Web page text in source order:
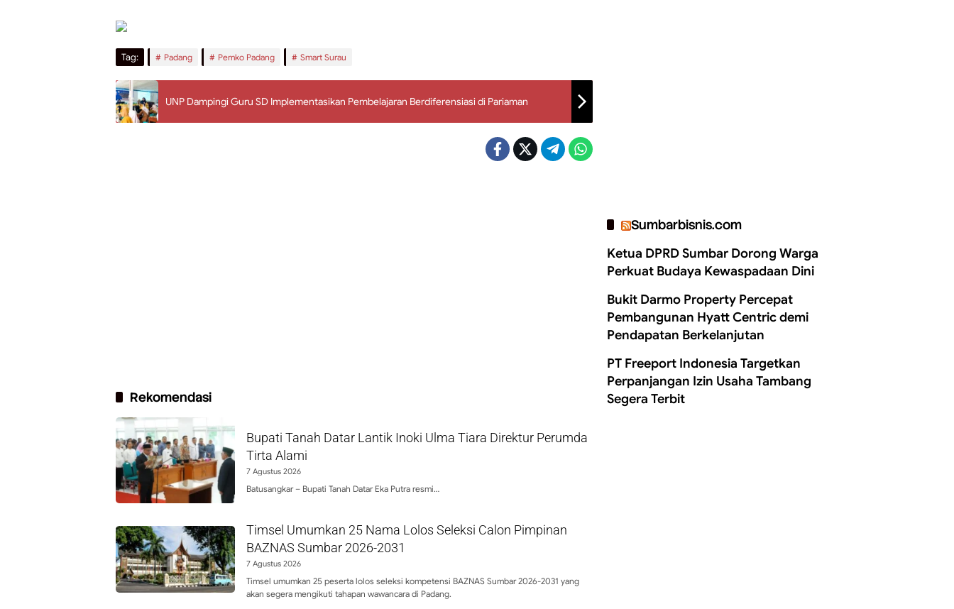
Tag: Padang Pemko Padang Smart Surau
UNP Dampingi Guru SD Implementasikan Pembelajaran Berdiferensiasi di Pariaman
Rekomendasi
Bupati Tanah Datar Lantik Inoki Ulma Tiara Direktur Perumda
Tirta Alami
7 Agustus 2026
Batusangkar – Bupati Tanah Datar Eka Putra resmi…
Timsel Umumkan 25 Nama Lolos Seleksi Calon Pimpinan
BAZNAS Sumbar 2026-2031
7 Agustus 2026
Timsel umumkan 25 peserta lolos seleksi kompetensi BAZNAS Sumbar 2026-2031 yang
akan segera mengikuti tahapan wawancara di Padang.
Sumbarbisnis.com
Ketua DPRD Sumbar Dorong Warga
Perkuat Budaya Kewaspadaan Dini
Bukit Darmo Property Percepat
Pembangunan Hyatt Centric demi
Pendapatan Berkelanjutan
PT Freeport Indonesia Targetkan
Perpanjangan Izin Usaha Tambang
Segera Terbit